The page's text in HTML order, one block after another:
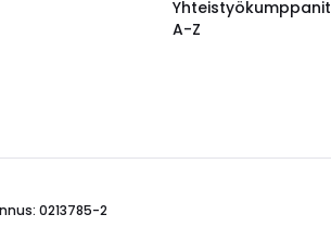
Yhteistyökumppanit
A-Z
0213785-2